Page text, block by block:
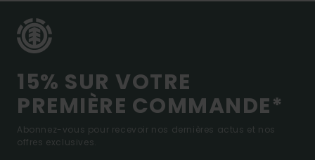
15% SUR VOTRE
PREMIÈRE COMMANDE*
Abonnez-vous pour recevoir nos dernières actus et nos
offres exclusives.